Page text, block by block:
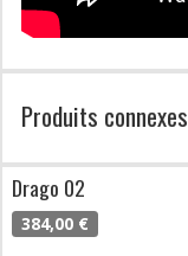
Produits connexes
Drago 02
384,00 €